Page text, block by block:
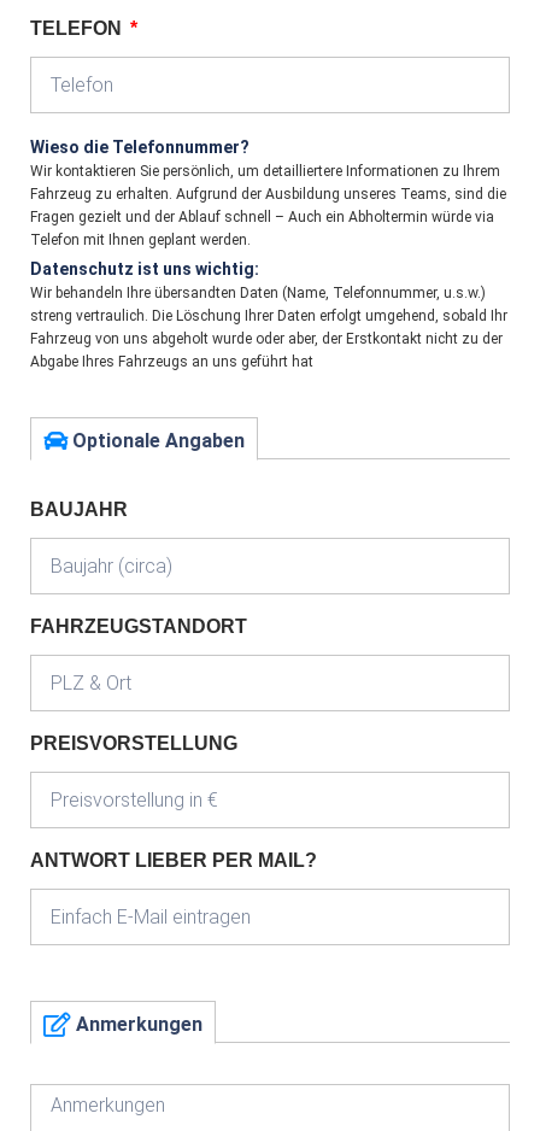
TELEFON
Wieso die Telefonnummer?
Wir kontaktieren Sie persönlich, um detailliertere Informationen zu Ihrem
Fahrzeug zu erhalten. Aufgrund der Ausbildung unseres Teams, sind die
Fragen gezielt und der Ablauf schnell – Auch ein Abholtermin würde via
Telefon mit Ihnen geplant werden.
Datenschutz ist uns wichtig:
Wir behandeln Ihre übersandten Daten (Name, Telefonnummer, u.s.w.)
streng vertraulich. Die Löschung Ihrer Daten erfolgt umgehend, sobald Ihr
Fahrzeug von uns abgeholt wurde oder aber, der Erstkontakt nicht zu der
Abgabe Ihres Fahrzeugs an uns geführt hat
Optionale Angaben
BAUJAHR
FAHRZEUGSTANDORT
PREISVORSTELLUNG
ANTWORT LIEBER PER MAIL?
Anmerkungen